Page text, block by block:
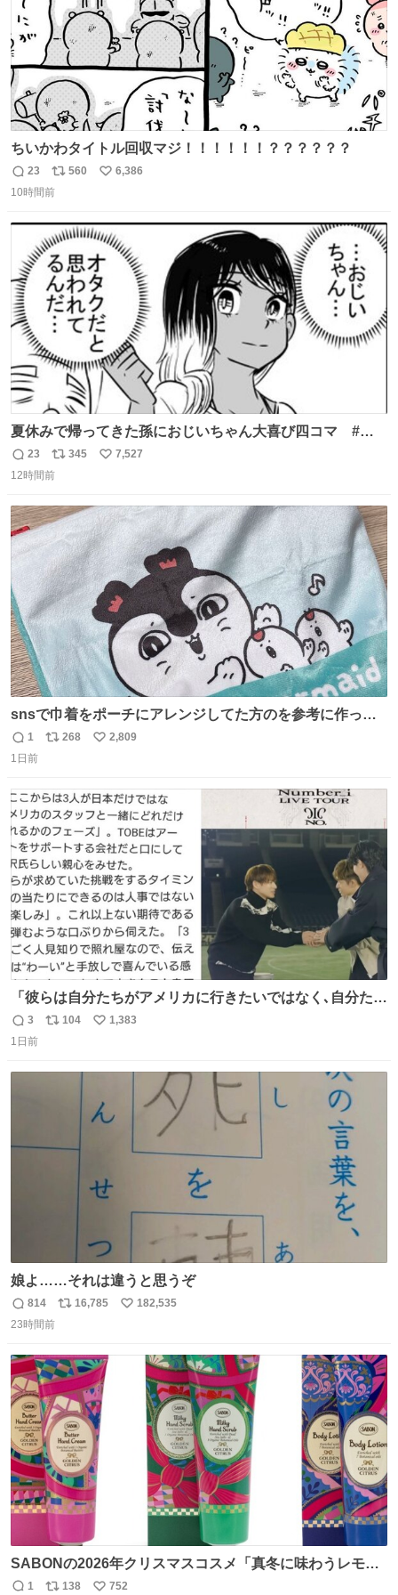
ちいかわタイトル回収マジ！！！！！！？？？？？？
返
信
23
リ
ポ
ト
数
560
い
数
6,386
10時間前
夏休みで帰ってきた孫におじいちゃん大喜び四コマ #四
コマ漫画 #Web漫画 #漫画が読めるハッシュタグ
返
信
23
リ
ポ
ト
数
345
い
数
7,527
12時間前
snsで巾着をポーチにアレンジしてた方のを参考に作って
みました🧵 裁縫は得意でないので、ザクザクの目測で縫い
ましたので悪しからず🙏🏻 裏地は人魚のウロコ風な柄にし
に入り⭐️
返
信
1
リ
ト
数
268
い
数
2,809
1日前
「彼らは自分たちがアメリカに行きたいではなく､自分たち
のファンと一緒に世界中を旅をしたいという構想」旅をす
る中で彼らの音楽がさまざまな人に届き､より多くの仲間が
がとうございます😭この記事も素敵😭 #Number_i #平野
紫耀 (泣ける😭)
返
信
3
リ
104
い
1,383
1日前
娘よ……それは違うと思うぞ
返
信
814
リ
ト
数
16,785
い
182,535
23時間前
SABONの2026年クリスマスコスメ「真冬に味わうレモン
ティーの香り」限定ボディスクラブ＆バスオイルなど -
1 138 752